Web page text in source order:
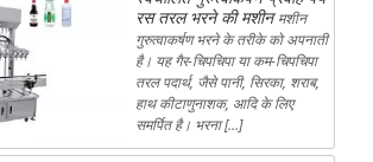
रस तरल भरने की मशीन मशीन
गुरुत्वाकर्षण भरने के तरीके को अपनाती
है। यह गैर-चिपचिपा या कम-चिपचिपा
तरल पदार्थ, जैसे पानी, सिरका, शराब,
हाथ कीटाणुनाशक, आदि के लिए
समर्पित है। भरना […]